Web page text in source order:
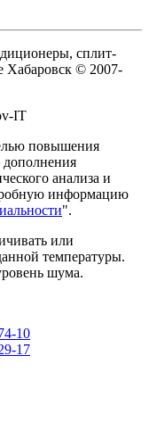
сплит-
Хабаровск © 2007-
IT
повышения
дополнения
анализа и
информацию
".
или
температуры.
шума.
10
17